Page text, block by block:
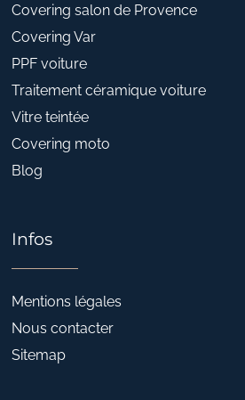
Covering salon de Provence
Covering Var
PPF voiture
Traitement céramique voiture
Vitre teintée
Covering moto
Blog
Infos
Mentions légales
Nous contacter
Sitemap